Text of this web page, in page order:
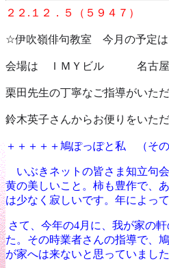
２２.１２．５（５９４７）
☆伊吹嶺俳句教室 今月の予定
会場は ＩＭＹビル 名古屋
栗田先生の丁寧なご指導がいた
鈴木英子さんからお便りをいただ
＋＋＋＋＋鳩ぽっぽと私 （その
いぶきネットの皆さま知立句
黄の美しいこと。柿も豊作で、
は少なく寂しいです。年によっ
さて、今年の4月に、我が家の
た。その時業者さんの指導で、
が家へは来ないと思っていました